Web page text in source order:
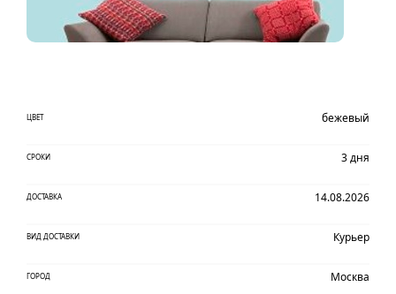
ЦВЕТ бежевый
СРОКИ 3 дня
ДОСТАВКА 14.08.2026
ВИД ДОСТАВКИ Курьер
ГОРОД Москва